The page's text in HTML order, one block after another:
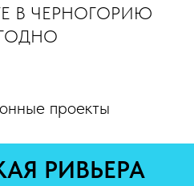
В ЧЕРНОГОРИЮ
проекты
РИВЬЕРА